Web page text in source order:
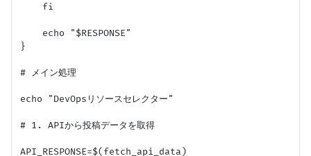
    fi
    echo "$RESPONSE"
}
# メイン処理
echo "DevOpsリソースセレクター"
# 1. APIから投稿データを取得
API_RESPONSE=$(fetch_api_data)